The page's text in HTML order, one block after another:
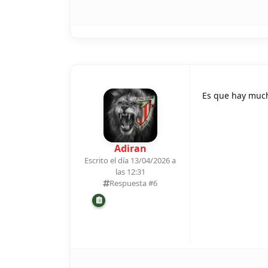
Adiran
Escrito el día 13/04/2026 a
las 12:31
Respuesta #6
Es que hay